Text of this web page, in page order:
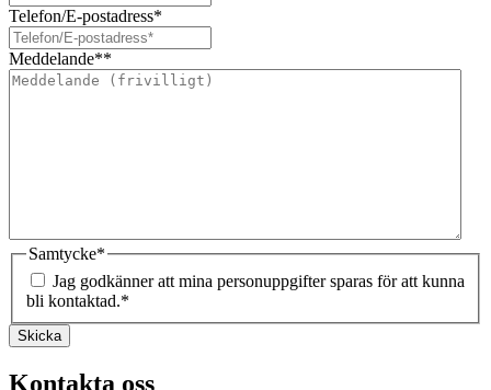
Telefon/E-postadress*
Meddelande**
Samtycke*
Jag godkänner att mina personuppgifter sparas för att kunna
bli kontaktad.*
Skicka
Kontakta oss